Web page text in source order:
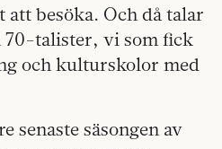
besöka. Och då talar
70-talister, vi som fick
och kulturskolor med
senaste säsongen av